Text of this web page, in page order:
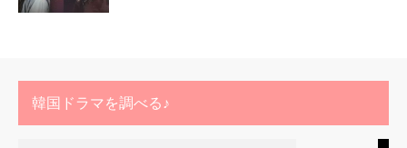
韓国ドラマを調べる♪